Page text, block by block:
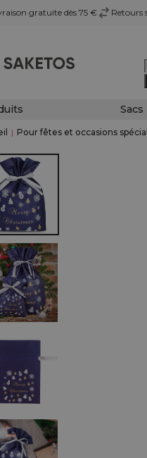
gratuite dès 75 € Retours
| Pour fêtes et occasions